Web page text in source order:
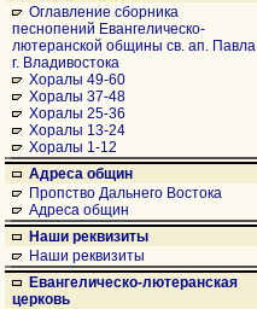
Оглавление сборника
песнопений Евангелическо-
лютеранской общины св. ап. Павла
г. Владивостока
Хоралы 49-60
Хоралы 37-48
Хоралы 25-36
Хоралы 13-24
Хоралы 1-12
Адреса общин
Пропство Дальнего Востока
Адреса общин
Наши реквизиты
Наши реквизиты
Евангелическо-лютеранская
церковь